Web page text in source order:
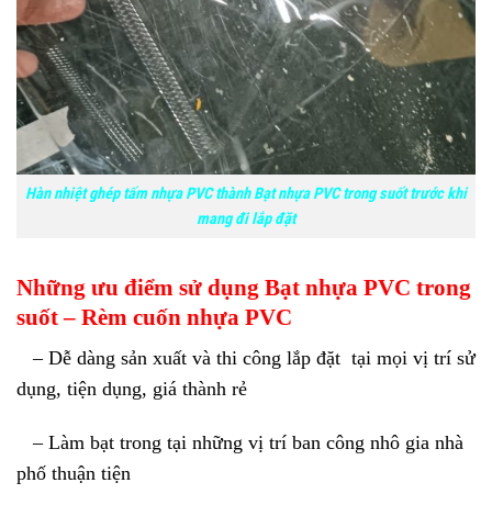
Hàn nhiệt ghép tấm nhựa PVC thành Bạt nhựa PVC trong suốt trước khi
mang đi lắp đặt
Những ưu điểm sử dụng Bạt nhựa PVC trong
suốt – Rèm cuốn nhựa PVC
– Dễ dàng sản xuất và thi công lắp đặt tại mọi vị trí sử
dụng, tiện dụng, giá thành rẻ
– Làm bạt trong tại những vị trí ban công nhô gia nhà
phố thuận tiện